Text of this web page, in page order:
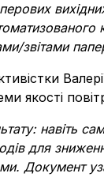
звітами
якості
навіть
для
Документ